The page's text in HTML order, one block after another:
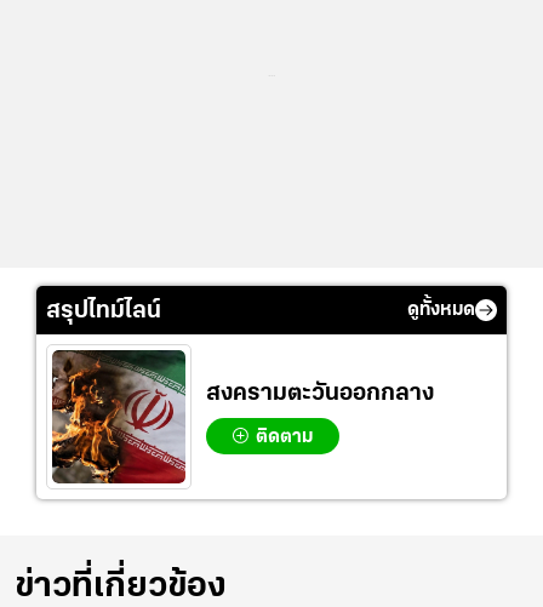
สรุปไทม์ไลน์ ดูทั้งหมด
สงครามตะวันออกกลาง
ติดตาม
ข่าวที่เกี่ยวข้อง